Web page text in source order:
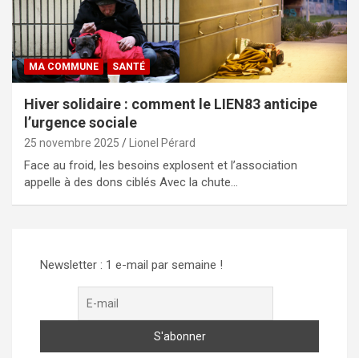
MA COMMUNE SANTÉ
Hiver solidaire : comment le LIEN83 anticipe
l’urgence sociale
25 novembre 2025 Lionel Pérard
Face au froid, les besoins explosent et l’association
appelle à des dons ciblés Avec la chute…
Newsletter : 1 e-mail par semaine !